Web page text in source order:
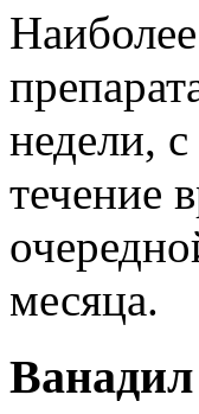
недели,
течение
месяца.
Ванадил